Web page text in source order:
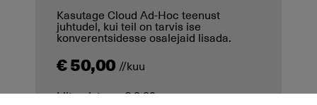
Kasutage Cloud Ad-Hoc teenust
juhtudel, kui teil on tarvis ise
konverentsidesse osalejaid lisada.
€ 50,00 //kuu
Liitumistasu: € 0,00